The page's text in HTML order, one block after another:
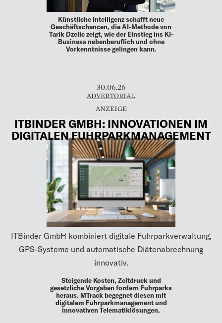
Künstliche Intelligenz schafft neue
Geschäftschancen, die AI-Methode von
Tarik Dzelic zeigt, wie der Einstieg ins KI-
Business nebenberuflich und ohne
Vorkenntnisse gelingen kann.
30.06.26
ADVERTORIAL
ITBINDER GMBH: INNOVATIONEN IM
DIGITALEN FUHRPARKMANAGEMENT
ITBinder GmbH kombiniert digitale Fuhrparkverwaltung,
GPS-Systeme und automatische Diätenabrechnung
innovativ.
Steigende Kosten, Zeitdruck und
gesetzliche Vorgaben fordern Fuhrparks
heraus. MTrack begegnet diesen mit
digitalem Fuhrparkmanagement und
innovativen Telematiklösungen.